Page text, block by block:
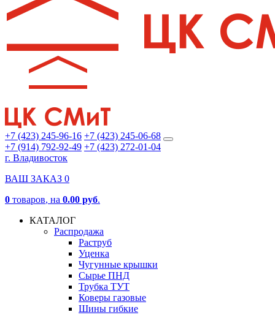
+7 (423) 245-96-16 +7 (423) 245-06-68
+7 (914) 792-92-49 +7 (423) 272-01-04
г. Владивосток
ВАШ ЗАКАЗ 0
0 товаров, на 0.00 руб.
КАТАЛОГ
Распродажа
Раструб
Уценка
Чугунные крышки
Сырье ПНД
Трубка ТУТ
Коверы газовые
Шины гибкие